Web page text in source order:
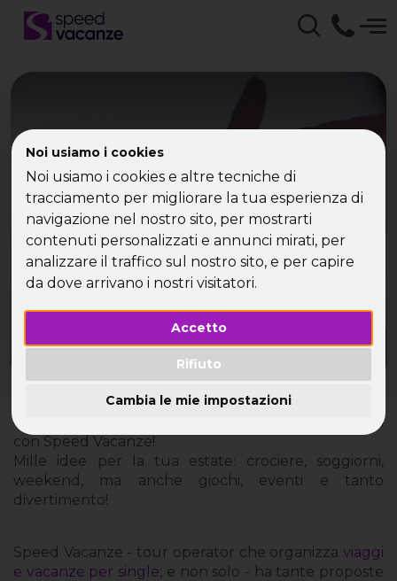
Noi usiamo i cookies
Noi usiamo i cookies e altre tecniche di
tracciamento per migliorare la tua esperienza di
navigazione nel nostro sito, per mostrarti
contenuti personalizzati e annunci mirati, per
analizzare il traffico sul nostro sito, e per capire
da dove arrivano i nostri visitatori.
Accetto
Rifiuto
Cambia le mie impostazioni
Vacanza Estiva 2006
Speed Vacanze -
weekend, vacanze e
viaggi per single
Vacanza Estiva 2006: rompi con la monotonia e parti
con Speed Vacanze!
Mille idee per la tua estate: crociere, soggiorni,
weekend, ma anche giochi, eventi e tanto
divertimento!
Speed Vacanze - tour operator che organizza viaggi
e vacanze per single, e non solo - ha tante proposte